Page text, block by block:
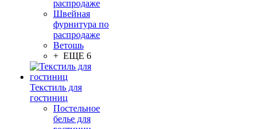
распродаже
Швейная
фурнитура по
распродаже
Ветошь
+ ЕЩЕ 6
Текстиль для
гостиниц
Постельное
белье для